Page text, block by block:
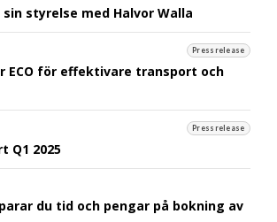
styrelse med Halvor Walla
Pressrelease
ECO för effektivare transport och
Pressrelease
Q1 2025
du tid och pengar på bokning av